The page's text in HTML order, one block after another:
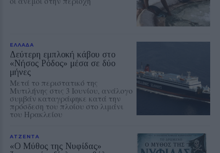
ΕΛΛΑΔΑ
Δεύτερη εμπλοκή κάβου στο
«Νήσος Ρόδος» μέσα σε δύο
μήνες
Μετά το περιστατικό της
Μυτιλήνης στις 3 Ιουνίου, ανάλογο
συμβάν καταγράφηκε κατά την
πρόσδεση του πλοίου στο λιμάνι
του Ηρακλείου
ΑΤΖΕΝΤΑ
«Ο Μύθος της Νυφίδας»